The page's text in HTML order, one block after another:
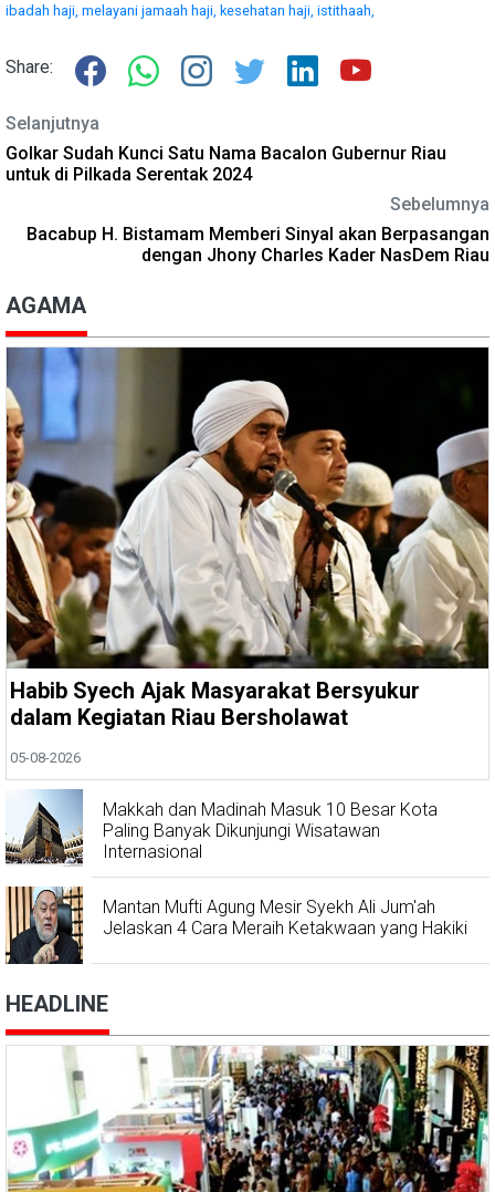
ibadah haji, melayani jamaah haji, kesehatan haji, istithaah,
Share:
Selanjutnya
Golkar Sudah Kunci Satu Nama Bacalon Gubernur Riau
untuk di Pilkada Serentak 2024
Sebelumnya
Bacabup H. Bistamam Memberi Sinyal akan Berpasangan
dengan Jhony Charles Kader NasDem Riau
AGAMA
Habib Syech Ajak Masyarakat Bersyukur
dalam Kegiatan Riau Bersholawat
05-08-2026
Makkah dan Madinah Masuk 10 Besar Kota
Paling Banyak Dikunjungi Wisatawan
Internasional
Mantan Mufti Agung Mesir Syekh Ali Jum'ah
Jelaskan 4 Cara Meraih Ketakwaan yang Hakiki
HEADLINE